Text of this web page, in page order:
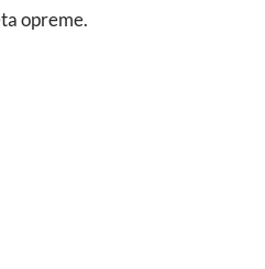
opreme.